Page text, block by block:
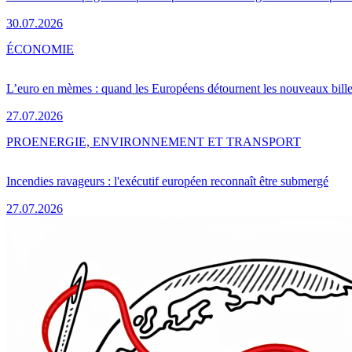
30.07.2026
L’euro en mèmes : quand les Européens détournent les nouveaux
27.07.2026
ÉCONOMIE
Incendies ravageurs : l'exécutif européen reconnaît être submergé
27.07.2026
PROENERGIE, ENVIRONNEMENT ET TRANSPORT